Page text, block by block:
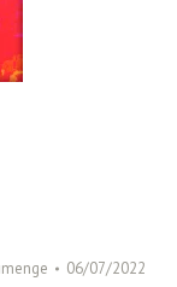
06/07/2022